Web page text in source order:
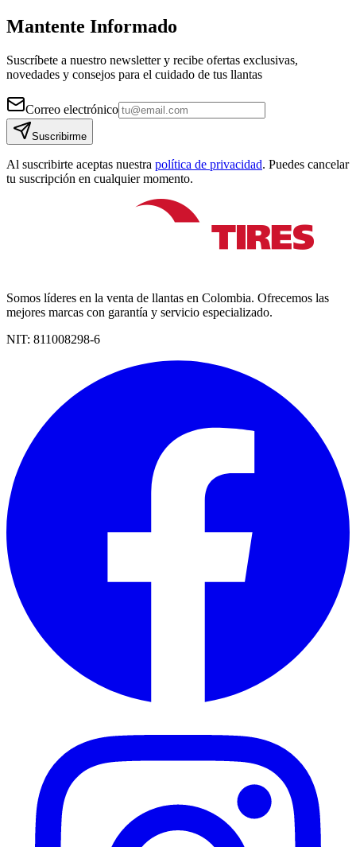
Mantente Informado
Suscríbete a nuestro newsletter y recibe ofertas exclusivas,
novedades y consejos para el cuidado de tus llantas
Correo electrónico
Suscribirme
Al suscribirte aceptas nuestra política de privacidad. Puedes cancelar
tu suscripción en cualquier momento.
Somos líderes en la venta de llantas en Colombia. Ofrecemos las
mejores marcas con garantía y servicio especializado.
NIT: 811008298-6